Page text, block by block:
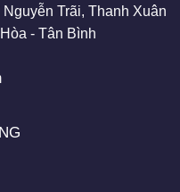
Trãi, Thanh Xuân
- Tân Bình